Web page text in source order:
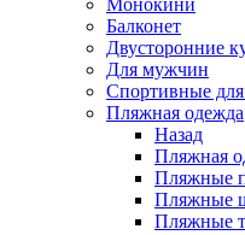
Монокини
Балконет
Двусторонние
Для мужчин
Спортивные для
Пляжная одежда
Назад
Пляжная
Пляжные
Пляжные
Пляжные